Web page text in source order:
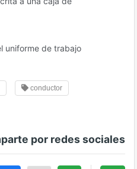
uniforme de trabajo
conductor
por redes sociales